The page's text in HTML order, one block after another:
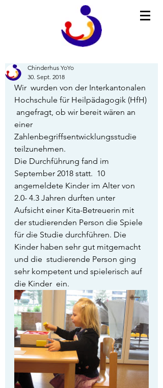
Chinderhus YoYo
30. Sept. 2018
Wir  wurden von der Interkantonalen
Hochschule für Heilpädagogik (HfH)
angefragt, ob wir bereit wären an
einer
Zahlenbegriffsentwicklungsstudie
teilzunehmen.
Die Durchführung fand im
September 2018 statt.  10
angemeldete Kinder im Alter von
2.0- 4.3 Jahren durften unter
Aufsicht einer Kita-Betreuerin mit
der studierenden Person die Spiele
für die Studie durchführen. Die
Kinder haben sehr gut mitgemacht
und die  studierende Person ging
sehr kompetent und spielerisch auf
die Kinder  ein.